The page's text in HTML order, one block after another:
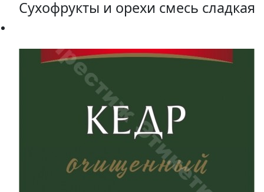
Сухофрукты и орехи смесь сладкая